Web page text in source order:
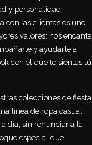
y personalidad.
con las clientas es uno
valores: nos encanta
y ayudarte a
con el que te sientas tú
colecciones de fiesta,
línea de ropa casual
día, sin renunciar a la
especial que